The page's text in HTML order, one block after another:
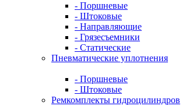
- Поршневые
- Штоковые
- Направляющие
- Грязесъемники
- Cтатические
Пневматические уплотнения
- Поршневые
- Штоковые
Ремкомплекты гидроцилиндров